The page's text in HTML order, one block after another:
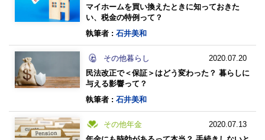
マイホームを買い換えたときに知っておきた
い、税金の特例って？
執筆者 : 石井美和
その他暮らし 2020.07.20
民法改正で＜保証＞はどう変わった？ 暮らしに
与える影響って？
執筆者 : 石井美和
その他年金 2020.07.13